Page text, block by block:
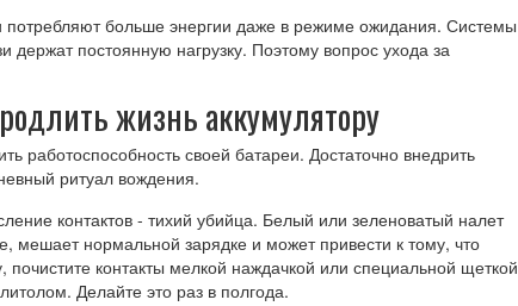
больше энергии даже в режиме ожидания. Системы
держат постоянную нагрузку. Поэтому вопрос ухода за
жизнь аккумулятору
работоспособность своей батареи. Достаточно внедрить
ритуал вождения.
контактов - тихий убийца. Белый или зеленоватый налет
мешает нормальной зарядке и может привести к тому, что
контакты мелкой наждачкой или специальной щеткой
Делайте это раз в полгода.